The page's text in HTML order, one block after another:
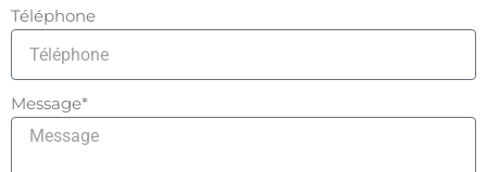
Téléphone
Message*